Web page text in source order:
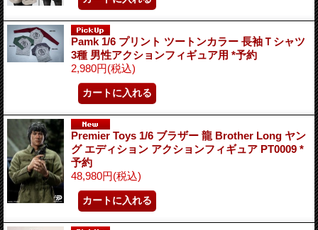
Pamk 1/6 プリント ツートンカラー 長袖Ｔシャツ
3種 男性アクションフィギュア用 *予約
2,980円(税込)
Premier Toys 1/6 ブラザー 龍 Brother Long ヤン
グ エディション アクションフィギュア PT0009 *
予約
48,980円(税込)